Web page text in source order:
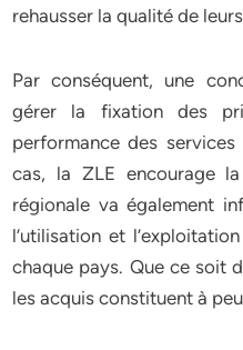
rehausser la qualité de
Par conséquent, une
gérer la fixation des
performance des
cas, la ZLE encourage la
régionale va également
l’utilisation et
chaque pays. Que ce soit
les acquis constituent à